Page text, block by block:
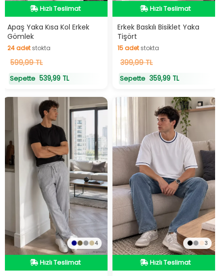
Hızlı Teslimat
Hızlı Teslimat
Apaş Yaka Kısa Kol Erkek
Gömlek
24adetstokta
24adetstokta
599,99 TL
Sepette 539,99 TL
Hızlı Teslimat
Hızlı Teslimat
Erkek Baskılı Bisiklet Yaka
Tişört
15adetstokta
15adetstokta
399,99 TL
Sepette 359,99 TL
4
Hızlı Teslimat
3
Hızlı Teslimat